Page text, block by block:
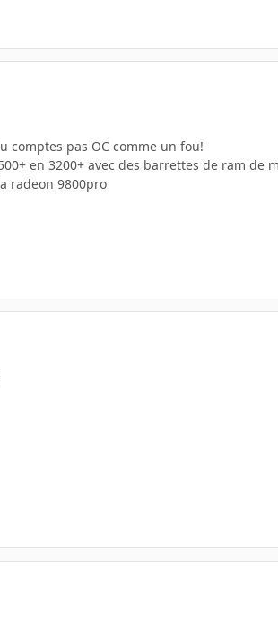
comptes pas OC comme un fou!
en 3200+ avec des barrettes de ram de
radeon 9800pro